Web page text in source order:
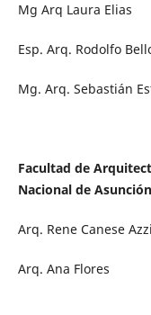
Mg Arq Laura Elias
Esp. Arq. Rodolfo
Mg. Arq. Sebastián
Facultad de
Nacional de
Arq. Rene Canese Azzi
Arq. Ana Flores